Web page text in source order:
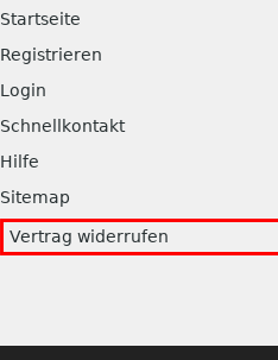
Startseite
Registrieren
Login
Schnellkontakt
Hilfe
Sitemap
Vertrag widerrufen